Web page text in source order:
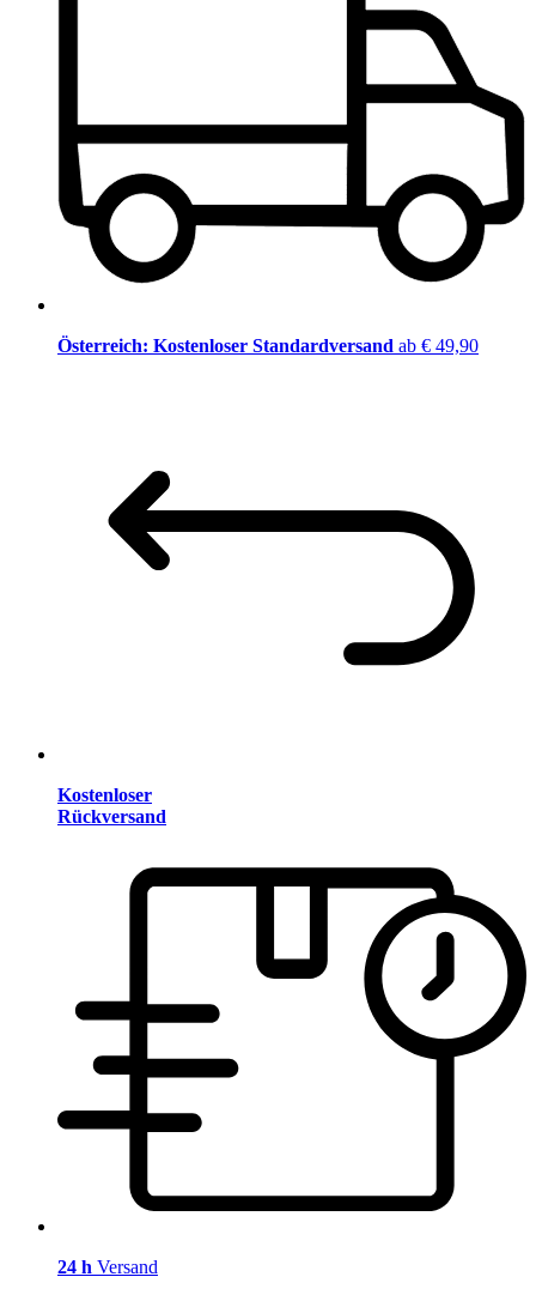
Österreich: Kostenloser Standardversand ab € 49,90
Kostenloser
Rückversand
24 h Versand